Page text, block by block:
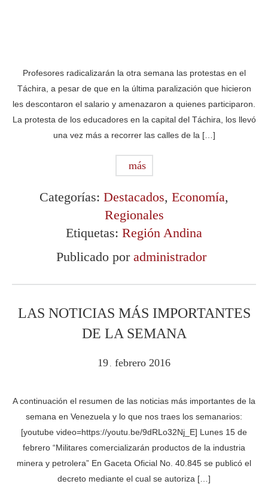
Profesores radicalizarán la otra semana las protestas en el
Táchira, a pesar de que en la última paralización que hicieron
les descontaron el salario y amenazaron a quienes participaron.
La protesta de los educadores en la capital del Táchira, los llevó
una vez más a recorrer las calles de la […]
más
Categorías: Destacados, Economía,
Regionales
Etiquetas: Región Andina
Publicado por administrador
LAS NOTICIAS MÁS IMPORTANTES
DE LA SEMANA
19 febrero 2016
A continuación el resumen de las noticias más importantes de la
semana en Venezuela y lo que nos traes los semanarios:
[youtube video=https://youtu.be/9dRLo32Nj_E] Lunes 15 de
febrero “Militares comercializarán productos de la industria
minera y petrolera” En Gaceta Oficial No. 40.845 se publicó el
decreto mediante el cual se autoriza […]